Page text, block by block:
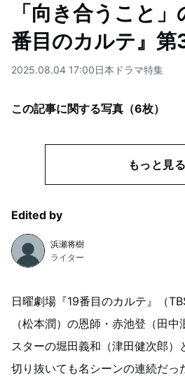
「向き合うこと
番目のカルテ』第
2025.08.04 17:00日本ドラマ特集
この記事に関する写真（6枚）
もっと見る
Edited by
浜瀬将樹
ライター
日曜劇場『19番目のカルテ』（
（松本潤）の恩師・赤池登（田
スターの堀田義和（津田健次郎）
切り抜いても名シーンの連続だっ